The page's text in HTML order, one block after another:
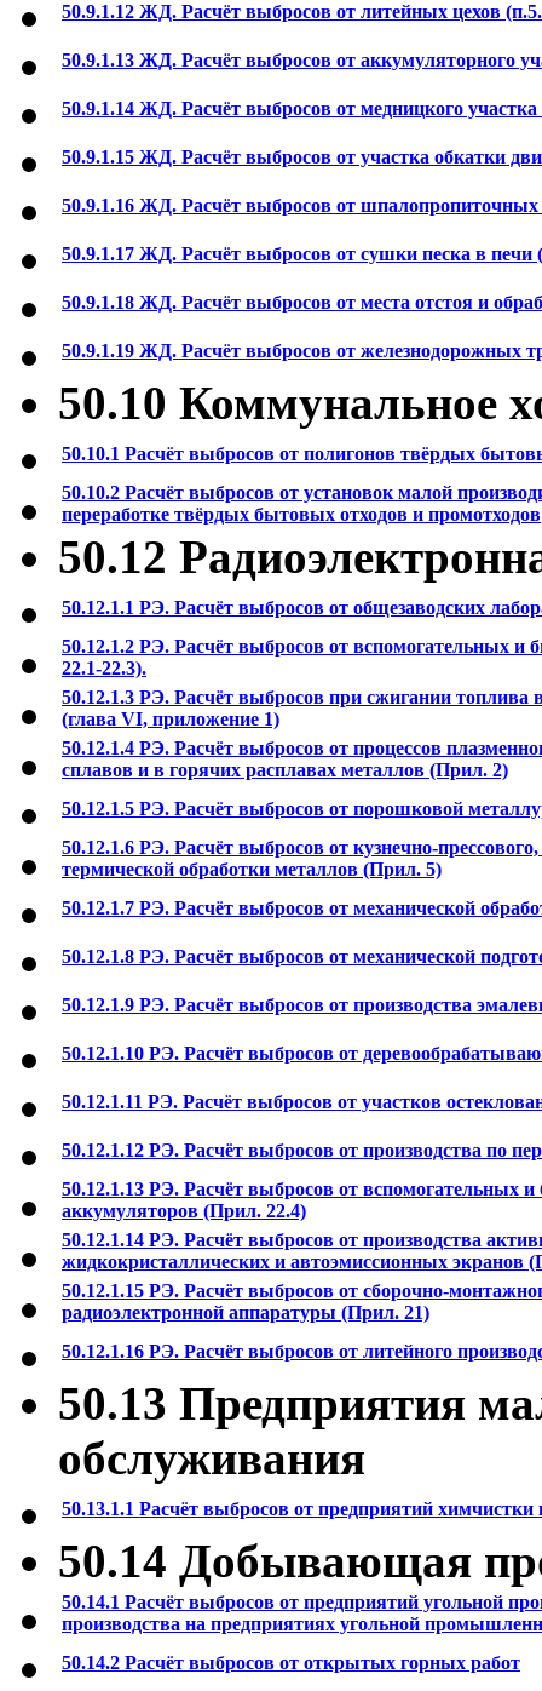
50.9.1.12 ЖД. Расчёт выбросов от литейных цехов
50.9.1.13 ЖД. Расчёт выбросов от аккумуляторного
50.9.1.14 ЖД. Расчёт выбросов от медницкого участка
50.9.1.15 ЖД. Расчёт выбросов от участка обкатки
50.9.1.16 ЖД. Расчёт выбросов от шпалопропиточных
50.9.1.17 ЖД. Расчёт выбросов от сушки песка в печи
50.9.1.18 ЖД. Расчёт выбросов от места отстоя и
50.9.1.19 ЖД. Расчёт выбросов от железнодорожных
50.10 Коммунальное
50.10.1 Расчёт выбросов от полигонов твёрдых
50.10.2 Расчёт выбросов от установок малой
переработке твёрдых бытовых отходов и промотходов
50.12
50.12.1.1 РЭ. Расчёт выбросов от общезаводских
50.12.1.2 РЭ. Расчёт выбросов от вспомогательных
22.1-22.3).
50.12.1.3 РЭ. Расчёт выбросов при сжигании топлива
(глава VI, приложение 1)
50.12.1.4 РЭ. Расчёт выбросов от процессов
сплавов и в горячих расплавах металлов (Прил. 2)
50.12.1.5 РЭ. Расчёт выбросов от порошковой
50.12.1.6 РЭ. Расчёт выбросов от кузнечно-
термической обработки металлов (Прил. 5)
50.12.1.7 РЭ. Расчёт выбросов от механической
50.12.1.8 РЭ. Расчёт выбросов от механической
50.12.1.9 РЭ. Расчёт выбросов от производства
50.12.1.10 РЭ. Расчёт выбросов от
50.12.1.11 РЭ. Расчёт выбросов от участков
50.12.1.12 РЭ. Расчёт выбросов от производства по
50.12.1.13 РЭ. Расчёт выбросов от вспомогательных
аккумуляторов (Прил. 22.4)
50.12.1.14 РЭ. Расчёт выбросов от производства
жидкокристаллических и автоэмиссионных экранов
50.12.1.15 РЭ. Расчёт выбросов от сборочно-
радиоэлектронной аппаратуры (Прил. 21)
50.12.1.16 РЭ. Расчёт выбросов от литейного
50.13 Предприятия
обслуживания
50.13.1.1 Расчёт выбросов от предприятий химчистки
50.14 Добывающая
50.14.1 Расчёт выбросов от предприятий угольной
производства на предприятиях угольной
50.14.2 Расчёт выбросов от открытых горных работ